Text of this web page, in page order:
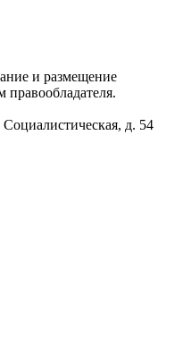
и размещение
правообладателя.
д. 54